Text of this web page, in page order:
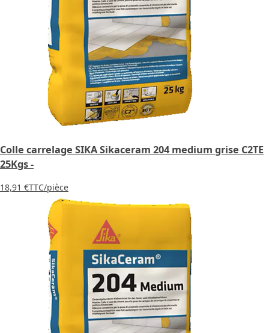
Colle carrelage SIKA Sikaceram 204 medium grise C2TE
25Kgs -
18,91 €TTC/pièce